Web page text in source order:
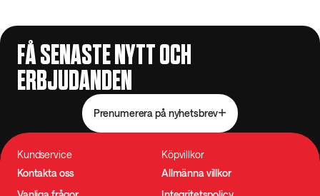
FÅ SENASTE NYTT OCH
ERBJUDANDEN
Prenumerera på nyhetsbrev
Kundservice
Kontakta oss
Köpvillkor
Allmänna villkor